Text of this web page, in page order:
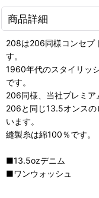
商品詳細
208は206同様コンセプ
す。
1960年代のスタイリッ
です。
206同様、当社プレミア
206と同じ13.5オンスの
います。
縫製糸は綿100％です。
■13.5ozデニム
■ワンウォッシュ